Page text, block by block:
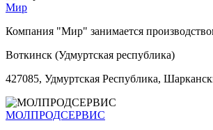
Мир
Компания "Мир" занимается
Воткинск (Удмуртская республика)
427085, Удмуртская Республика,
МОЛПРОДСЕРВИС